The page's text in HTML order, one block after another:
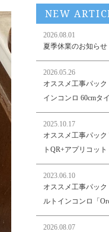
NEW
2026.08.01
夏季休業のお知らせ
2026.05.26
オススメ工事パッ
インコンロ 60cmタ
2025.10.17
オススメ工事パッ
トQR+アプリコット
2023.06.10
オススメ工事パッ
ルトインコンロ「
2026.08.07